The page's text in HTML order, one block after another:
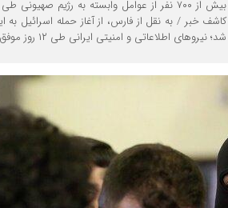
کاشف خبر / به نقل از فارس، از آغاز حمله اسرائیل
شد؛ نیروهای اطلاعاتی و امنیتی ایرانی طی ۱۲ روز موفق شدند بیش […]